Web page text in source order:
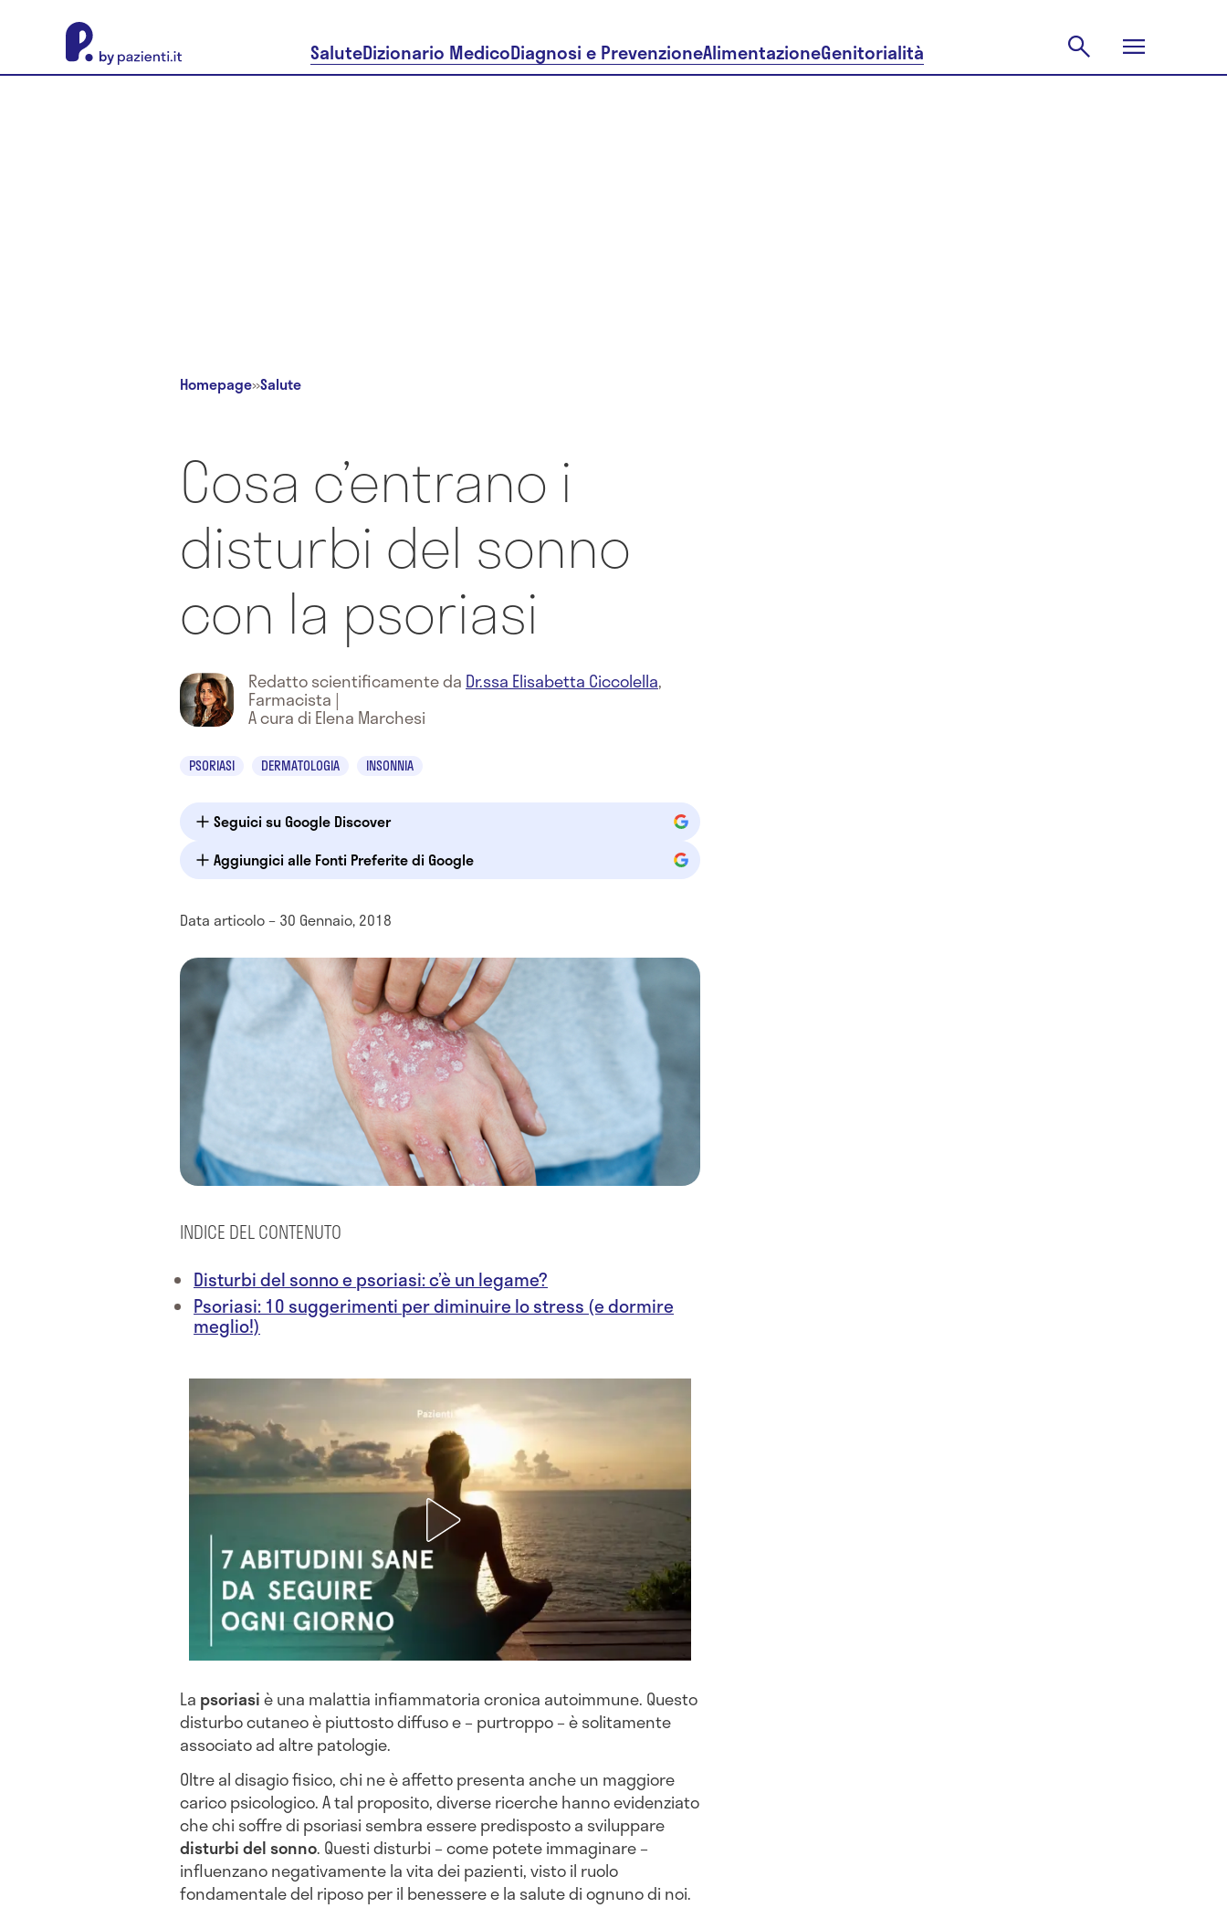
SaluteDizionario MedicoDiagnosi e PrevenzioneAlimentazioneGenitorialità
Homepage»Salute
Cosa c’entrano i
disturbi del sonno
con la psoriasi
Redatto scientificamente da Dr.ssa Elisabetta Ciccolella,
Farmacista |
A cura di Elena Marchesi
PSORIASI DERMATOLOGIA INSONNIA
Seguici su Google Discover
Aggiungici alle Fonti Preferite di Google
Data articolo – 30 Gennaio, 2018
INDICE DEL CONTENUTO
Disturbi del sonno e psoriasi: c’è un legame?
Psoriasi: 10 suggerimenti per diminuire lo stress (e dormire
meglio!)
La psoriasiè una malattia infiammatoria cronica autoimmune. Questo
disturbo cutaneo è piuttosto diffuso e – purtroppo – è solitamente
associato ad altre patologie.
Oltre al disagio fisico, chi ne è affetto presenta anche un maggiore
carico psicologico. A tal proposito, diverse ricerche hanno evidenziato
che chi soffre di psoriasi sembra essere predisposto a sviluppare
disturbi del sonno. Questi disturbi – come potete immaginare –
influenzano negativamente la vita dei pazienti, visto il ruolo
fondamentale del riposo per il benessere e la salute di ognuno di noi.